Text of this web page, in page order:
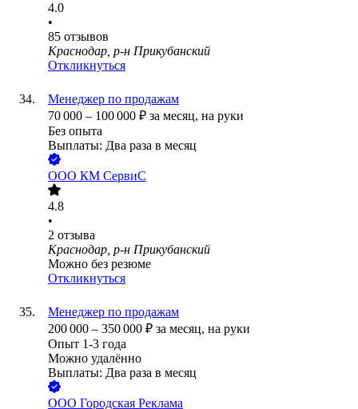
4.0
•
85 отзывов
Краснодар, р-н Прикубанский
Откликнуться
Менеджер по продажам
70 000 – 100 000 ₽ за месяц, на руки
Без опыта
Выплаты: Два раза в месяц
ООО КМ СервиС
4.8
•
2 отзыва
Краснодар, р-н Прикубанский
Можно без резюме
Откликнуться
Менеджер по продажам
200 000 – 350 000 ₽ за месяц, на руки
Опыт 1-3 года
Можно удалённо
Выплаты: Два раза в месяц
ООО Городская Реклама